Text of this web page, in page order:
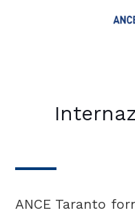
ANCE Taranto